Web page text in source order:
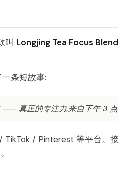
叫 Longjing Tea Focus Blend
条短故事:
真正的专注力,来自下午 3
/ Pinterest 等平台。